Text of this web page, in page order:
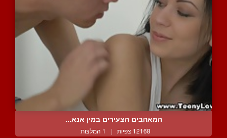
המאהבים הצעירים במין אנא...
12168 צפיות | 1 המלצות